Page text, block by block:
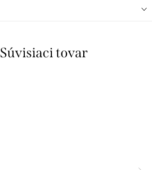
Súvisiaci tovar